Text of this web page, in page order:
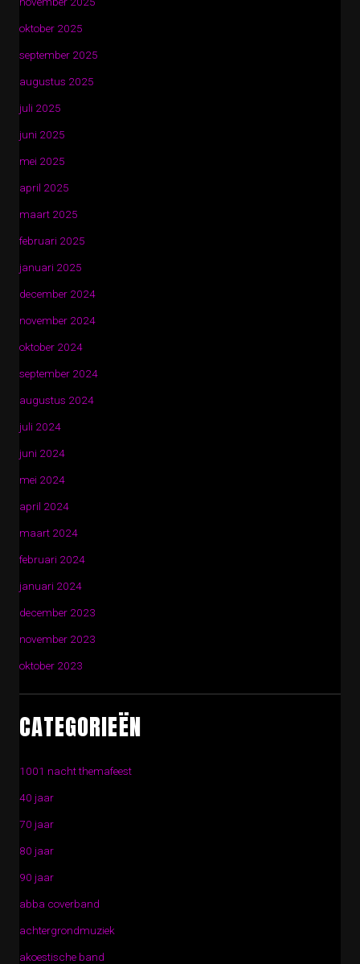
oktober 2025
september 2025
augustus 2025
juli 2025
juni 2025
mei 2025
april 2025
maart 2025
februari 2025
januari 2025
december 2024
november 2024
oktober 2024
september 2024
augustus 2024
juli 2024
juni 2024
mei 2024
april 2024
maart 2024
februari 2024
januari 2024
december 2023
november 2023
oktober 2023
CATEGORIEËN
1001 nacht themafeest
40 jaar
70 jaar
80 jaar
90 jaar
abba coverband
achtergrondmuziek
akoestische band